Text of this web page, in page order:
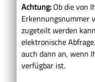
Achtung: Ob die von
Erkennungsnummer
zugeteilt werden
elektronische
auch dann an, wenn
verfügbar ist.